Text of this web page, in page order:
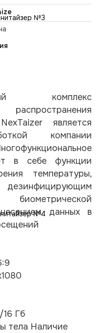
комплекс
является
компании
в себе функции
температуры,
данных в
Гб
тела Наличие